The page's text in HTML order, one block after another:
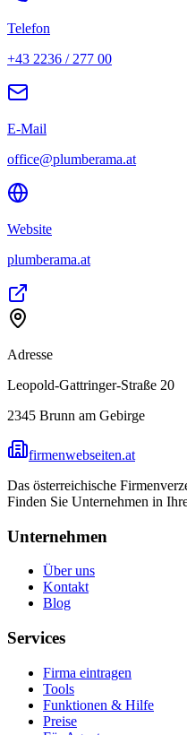
Telefon
+43 2236 / 277 00
E-Mail
office@plumberama.at
Website
plumberama.at
Adresse
Leopold-Gattringer-Straße 20
2345 Brunn am Gebirge
firmenwebseiten.at
Das österreichische
Finden Sie Unternehmen in
Unternehmen
Über uns
Kontakt
Blog
Services
Firma eintragen
Tools
Funktionen & Hilfe
Preise